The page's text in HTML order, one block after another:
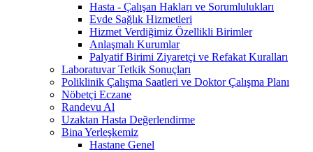
Hasta - Çalışan Hakları ve Sorumlulukları
Evde Sağlık Hizmetleri
Hizmet Verdiğimiz Özellikli Birimler
Anlaşmalı Kurumlar
Palyatif Birimi Ziyaretçi ve Refakat Kuralları
Laboratuvar Tetkik Sonuçları
Poliklinik Çalışma Saatleri ve Doktor Çalışma Planı
Nöbetçi Eczane
Randevu Al
Uzaktan Hasta Değerlendirme
Bina Yerleşkemiz
Hastane Genel